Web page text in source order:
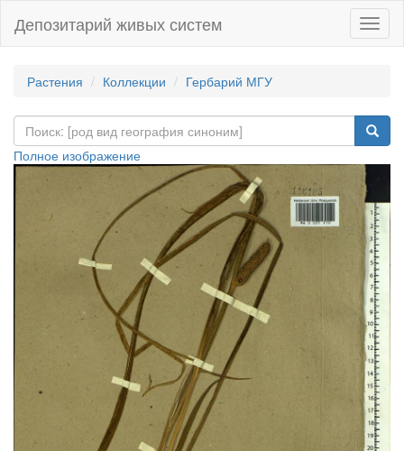
Депозитарий живых систем
Растения Коллекции Гербарий МГУ
Полное изображение